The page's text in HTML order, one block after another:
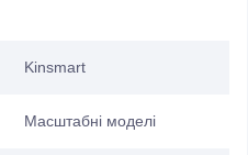
Kinsmart
Масштабні моделі